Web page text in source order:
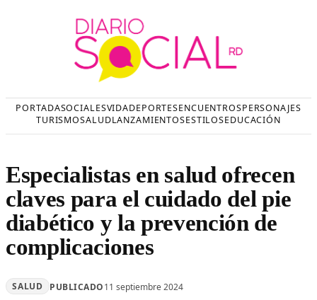
PORTADASOCIALESVIDADEPORTESENCUENTROSPERSONAJES
TURISMOSALUDLANZAMIENTOSESTILOSEDUCACIÓN
Especialistas en salud ofrecen
claves para el cuidado del pie
diabético y la prevención de
complicaciones
SALUD PUBLICADO11 septiembre 2024